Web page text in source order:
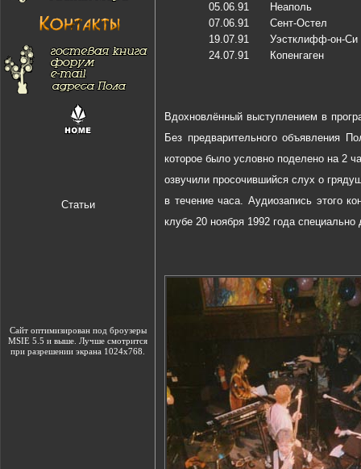
Статьи
Сайт оптимизирован под броузеры
MSIE 5.5 и выше. Лучше смотрится
при разрешении экрана 1024х768.
05.06.91
Неаполь
07.06.91
Сент-Остел
19.07.91
Уэстклифф-он-Си
24.07.91
Копенгаген
Вдохновлённый выступлением в
Без предварительного объявления
которое было условно поделено на 2
озвучили просочившийся слух о
в течение часа. Аудиозапись этого
клубе 20 ноября 1992 года